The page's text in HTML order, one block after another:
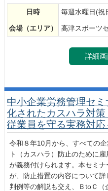
日時 毎週水曜日(祝
会場（エリア） 高津スポーツ
詳細
中小企業労務管理セ
化されたカスハラ対策
従業員を守る実務対応
令和８年10月から、すべての
ト（カスハラ）防止のために
が義務付けられます。本セミ
が、防止措置の内容について
判例等の解説も交え、ＢtoＣ（